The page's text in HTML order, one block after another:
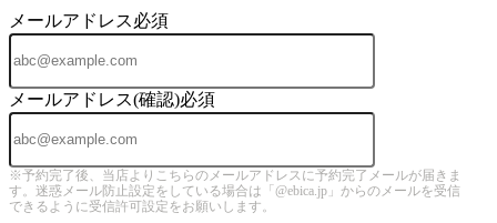
メールアドレス必須
メールアドレス(確認)必須
※予約完了後、当店よりこちらのメールアドレスに予約完了メールが届きま
す。迷惑メール防止設定をしている場合は「@ebica.jp」からのメールを受信
できるように受信許可設定をお願いします。